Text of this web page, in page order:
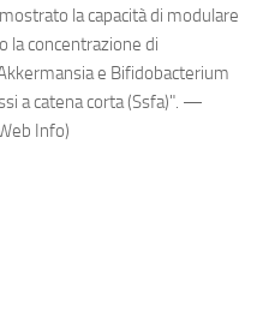
la capacità di modulare
la concentrazione di
e Bifidobacterium
a catena corta (Ssfa)". —
Info)